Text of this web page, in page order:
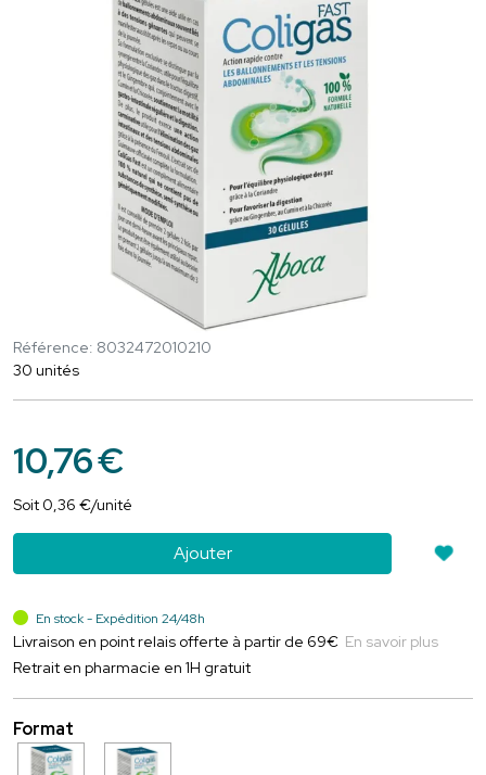
Référence: 8032472010210
30 unités
10,76€
Soit 0,36 €/unité
Ajouter
En stock - Expédition 24/48h
Livraison en point relais offerte à partir de 69€ En savoir plus
Retrait en pharmacie en 1H gratuit
Format